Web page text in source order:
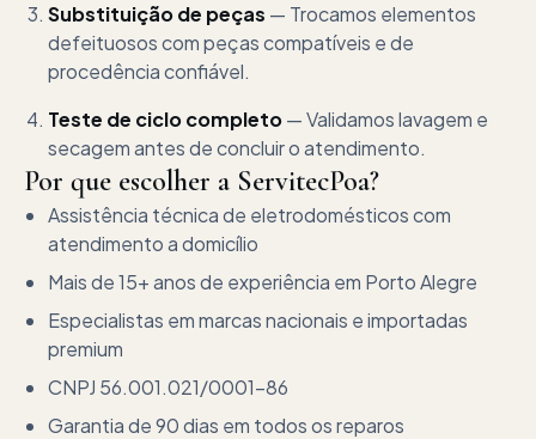
Substituição de peças — Trocamos elementos
defeituosos com peças compatíveis e de
procedência confiável.
Teste de ciclo completo—Validamos lavagem e
secagem antes de concluir o atendimento.
Por que escolher a ServitecPoa?
Assistência técnica de eletrodomésticoscom
atendimento a domicílio
Mais de15+ anosde experiência em Porto Alegre
Especialistas em marcas nacionais e importadas
premium
CNPJ 56.001.021/0001-86
Garantia de90 dias em todos os reparos